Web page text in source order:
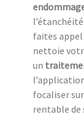
l’étanchéité
faites
nettoie
un
focaliser
rentable